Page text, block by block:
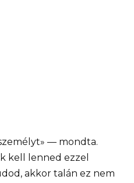
— mondta.
kell lenned ezzel
akkor talán ez nem